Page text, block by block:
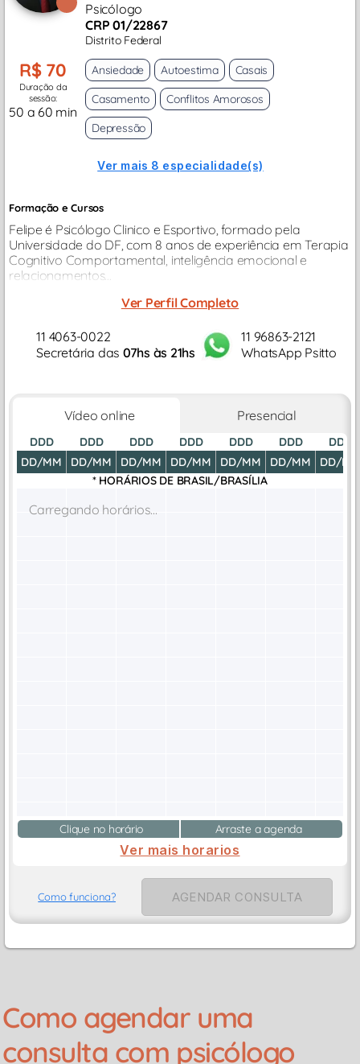
Psicólogo
CRP 01/22867
Distrito Federal
R$ 70
Duração da
sessão:
50 a 60 min
Ansiedade Autoestima
Casais
Casamento
Conflitos Amorosos
Depressão
Ver mais 8 especialidade(s)
Formação e Cursos
Felipe é Psicólogo Clinico e Esportivo, formado pela
Universidade do DF, com 8 anos de experiência em Terapia
Cognitivo Comportamental, inteligência emocional e
relacionamentos...
Ver Perfil Completo
11 4063-0022
Secretária das 07hs às 21hs
11 96863-2121
WhatsApp Psitto
Vídeo online Presencial
DDD
DD/MM
DDD
DD/MM
DDD
DD/MM
DDD
DD/MM
DDD
DD/MM
DDD
DD/MM
DDD
DD/MM
* HORÁRIOS DE BRASIL/BRASÍLIA
Carregando horários...
Clique no horário Arraste a agenda
Ver mais horarios
Como funciona? AGENDAR CONSULTA
Como agendar uma
consulta com psicólogo